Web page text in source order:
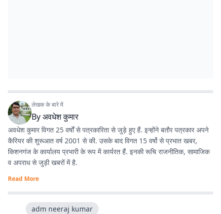
लेखक के बारे में
Byअवधेश कुमार
अवधेश कुमार विगत 25 वर्षों से पत्रकारिता से जुड़े हुए हैं. इन्होंने बतौर पत्रकार अपने
कैरियर की शुरूआत वर्ष 2001 से की. उसके बाद विगत 15 वर्षो से प्रभात खबर,
किशनगंज के कार्यालय प्रभारी के रूप में कार्यरत हैं. इनकी रूचि राजनीतिक, सामाजिक
व अपराध से जुड़ी खबरों में है.
Read More
adm neeraj kumar